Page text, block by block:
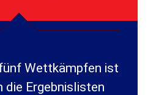
Wettkämpfen ist
die Ergebnislisten